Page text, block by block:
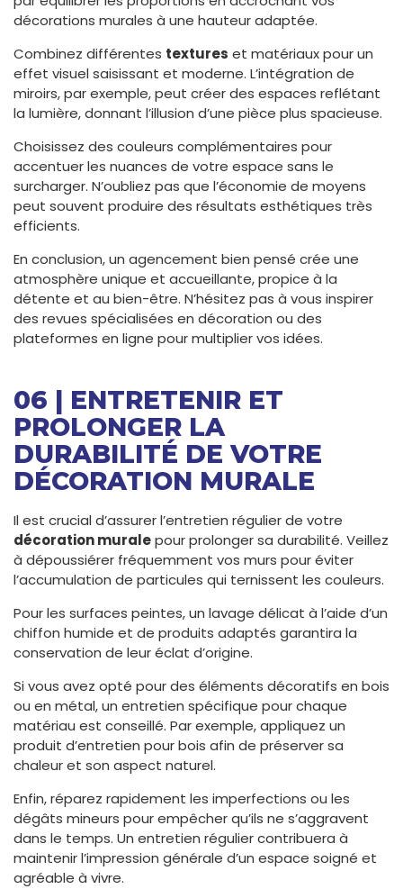
décorations murales à une hauteur adaptée.
Combinez différentes textures et matériaux pour un
effet visuel saisissant et moderne. L’intégration de
miroirs, par exemple, peut créer des espaces reflétant
la lumière, donnant l’illusion d’une pièce plus spacieuse.
Choisissez des couleurs complémentaires pour
accentuer les nuances de votre espace sans le
surcharger. N’oubliez pas que l’économie de moyens
peut souvent produire des résultats esthétiques très
efficients.
En conclusion, un agencement bien pensé crée une
atmosphère unique et accueillante, propice à la
détente et au bien-être. N’hésitez pas à vous inspirer
des revues spécialisées en décoration ou des
plateformes en ligne pour multiplier vos idées.
06 | ENTRETENIR ET
PROLONGER LA
DURABILITÉ DE VOTRE
DÉCORATION MURALE
Il est crucial d’assurer l’entretien régulier de votre
décoration muralepour prolonger sa durabilité. Veillez
à dépoussiérer fréquemment vos murs pour éviter
l’accumulation de particules qui ternissent les couleurs.
Pour les surfaces peintes, un lavage délicat à l’aide d’un
chiffon humide et de produits adaptés garantira la
conservation de leur éclat d’origine.
Si vous avez opté pour des éléments décoratifs en bois
ou en métal, un entretien spécifique pour chaque
matériau est conseillé. Par exemple, appliquez un
produit d’entretien pour bois afin de préserver sa
chaleur et son aspect naturel.
Enfin, réparez rapidement les imperfections ou les
dégâts mineurs pour empêcher qu’ils ne s’aggravent
dans le temps. Un entretien régulier contribuera à
maintenir l’impression générale d’un espace soigné et
agréable à vivre.